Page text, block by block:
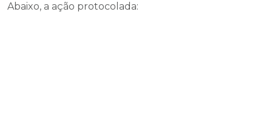
Abaixo, a ação protocolada: